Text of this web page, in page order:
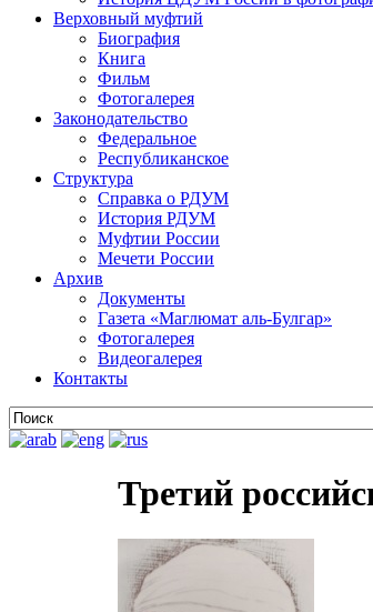
Верховный муфтий
Биография
Книга
Фильм
Фотогалерея
Законодательство
Федеральное
Республиканское
Структура
Справка о РДУМ
История РДУМ
Муфтии России
Мечети России
Архив
Документы
Газета «Маглюмат аль-Булгар»
Фотогалерея
Видеогалерея
Контакты
Третий